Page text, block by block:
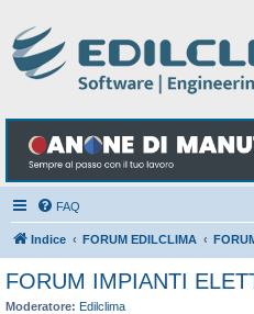
FAQ
Indice FORUM EDILCLIMA
FORUM IMPIANTI
Moderatore: Edilclima